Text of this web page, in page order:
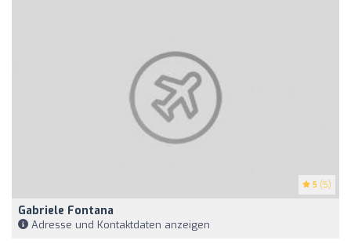
5 (5)
Gabriele Fontana
Adresse und Kontaktdaten anzeigen